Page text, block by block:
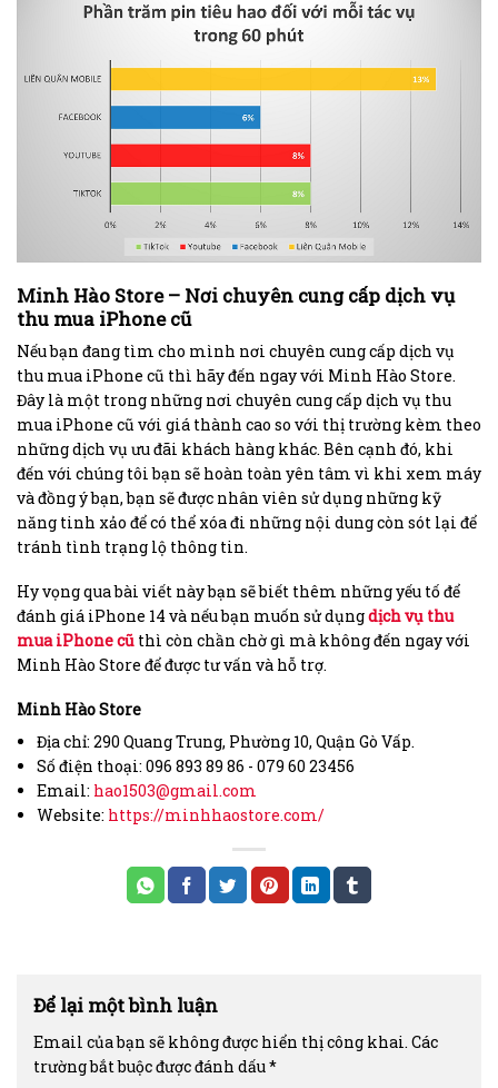
Minh Hào Store – Nơi chuyên cung cấp dịch vụ
thu mua iPhone cũ
Nếu bạn đang tìm cho mình nơi chuyên cung cấp dịch vụ
thu mua iPhone cũ thì hãy đến ngay với Minh Hào Store.
Đây là một trong những nơi chuyên cung cấp dịch vụ thu
mua iPhone cũ với giá thành cao so với thị trường kèm theo
những dịch vụ ưu đãi khách hàng khác. Bên cạnh đó, khi
đến với chúng tôi bạn sẽ hoàn toàn yên tâm vì khi xem máy
và đồng ý bạn, bạn sẽ được nhân viên sử dụng những kỹ
năng tinh xảo để có thể xóa đi những nội dung còn sót lại để
tránh tình trạng lộ thông tin.
Hy vọng qua bài viết này bạn sẽ biết thêm những yếu tố để
đánh giá iPhone 14 và nếu bạn muốn sử dụngdịch vụ thu
mua iPhone cũ thì còn chần chờ gì mà không đến ngay với
Minh Hào Store để được tư vấn và hỗ trợ.
Minh Hào Store
Địa chỉ: 290 Quang Trung, Phường 10, Quận Gò Vấp.
Số điện thoại: 096 893 89 86 - 079 60 23456
Email: hao1503@gmail.com
Website: https://minhhaostore.com/
Để lại một bình luận
Email của bạn sẽ không được hiển thị công khai. Các
trường bắt buộc được đánh dấu*